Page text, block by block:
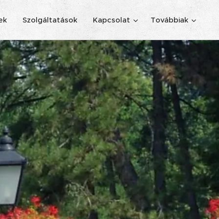
Szolgáltatások Kapcsolat Továbbiak